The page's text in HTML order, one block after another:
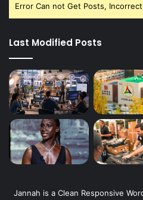
Error Can not Get Posts,
Last Modified Posts
Jannah is a Clean Responsive